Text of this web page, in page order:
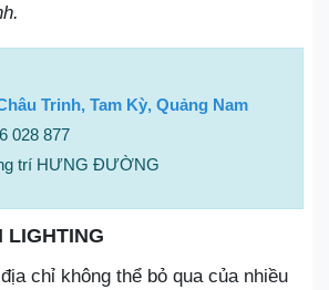
Trinh, Tam Kỳ, Quảng Nam
028 877
trí HƯNG ĐƯỜNG
LIGHTING
chỉ không thể bỏ qua của nhiều